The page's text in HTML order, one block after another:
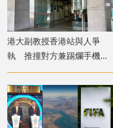
港大副教授香港站與人爭
執 推撞對方兼踢爛手機
准簽保守行為兩年